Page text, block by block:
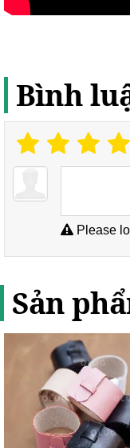
Bình
Please
Sản